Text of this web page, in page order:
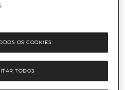
TODOS
OS COOKIES